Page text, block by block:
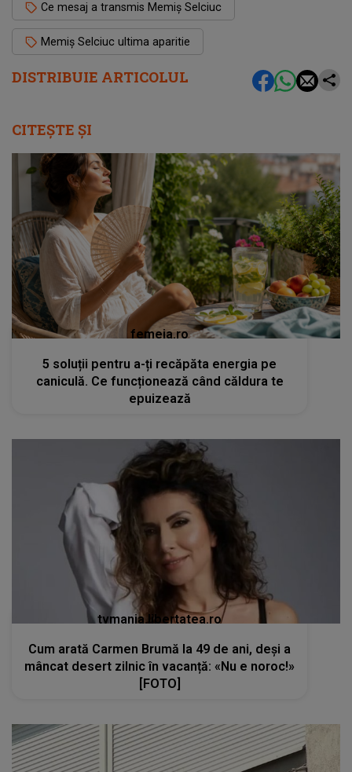
DISTRIBUIE ARTICOLUL
Ce mesaj a transmis Memiș Selciuc
Memiș Selciuc ultima aparitie
CITEȘTE ȘI
femeia.ro
5 soluții pentru a-ți recăpăta energia pe
caniculă. Ce funcționează când căldura te
epuizează
tvmania.libertatea.ro
Cum arată Carmen Brumă la 49 de ani, deși a
mâncat desert zilnic în vacanță: «Nu e noroc!»
[FOTO]